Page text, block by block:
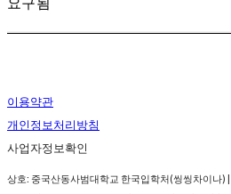
이용약관
개인정보처리방침
사업자정보확인
상호: 중국산동사범대학교 한국입학처(씽씽차이나)